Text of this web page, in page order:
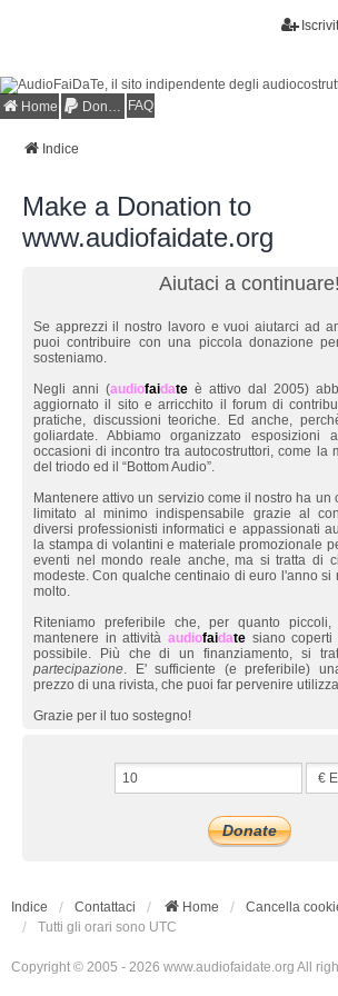
Home Donations FAQ
Indice
Make a Donation to
www.audiofaidate.org
Aiutaci a continuare!
Se apprezzi il nostro lavoro e vuoi aiutarci ad
puoi contribuire con una piccola donazione
sosteniamo.
Negli anni (audiofaidate è attivo dal 2005)
aggiornato il sito e arricchito il forum di
pratiche, discussioni teoriche. Ed anche,
goliardate. Abbiamo organizzato esposizioni
occasioni di incontro tra autocostruttori, come la
del triodo ed il “Bottom Audio”.
Mantenere attivo un servizio come il nostro ha un
limitato al minimo indispensabile grazie al
diversi professionisti informatici e appassionati
la stampa di volantini e materiale promozionale
eventi nel mondo reale anche, ma si tratta di
modeste. Con qualche centinaio di euro l'anno si
molto.
Riteniamo preferibile che, per quanto
mantenere in attività audiofaidate siano
possibile. Più che di un finanziamento, si
partecipazione. E' sufficiente (e preferibile)
prezzo di una rivista, che puoi far pervenire
Grazie per il tuo sostegno!
Indice Contattaci Home
Cancella
Tutti gli orari sono UTC
Copyright © 2005 - 2026 www.audiofaidate.org All